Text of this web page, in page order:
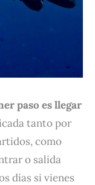
paso es llegar
tanto por
como
o salida
días si vienes